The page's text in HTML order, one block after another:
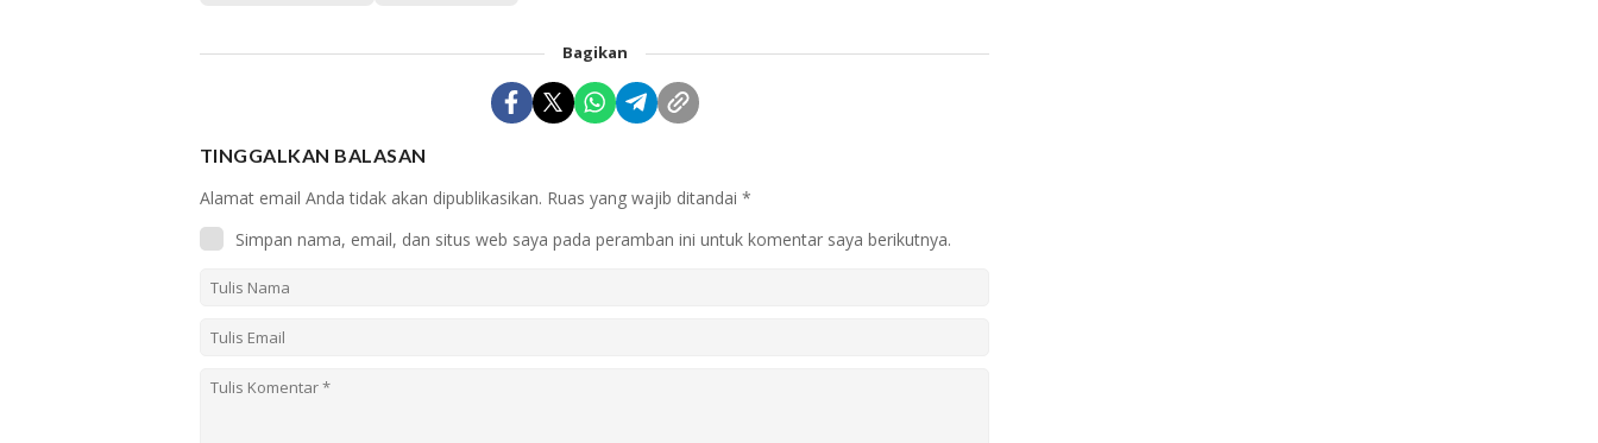
Bagikan
TINGGALKAN BALASAN
Alamat email Anda tidak akan dipublikasikan. Ruas yang wajib ditandai *
Simpan nama, email, dan situs web saya pada peramban ini untuk komentar saya berikutnya.